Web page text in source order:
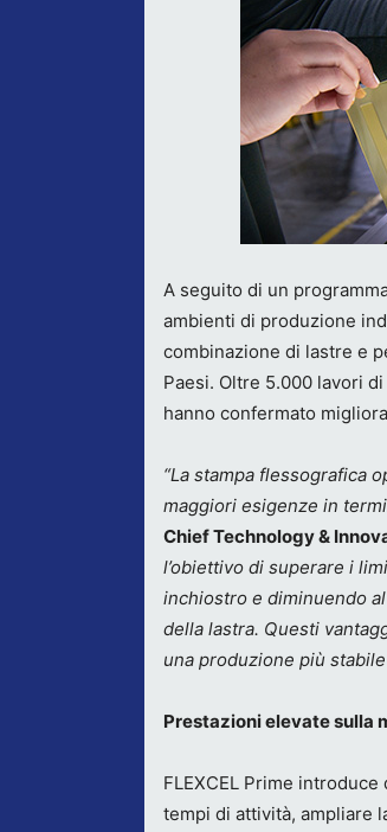
A seguito di un
ambienti di produzione
combinazione di lastre e
Paesi. Oltre 5.000 lavori
hanno confermato
“La stampa flessografica
maggiori esigenze in
Chief Technology &
l’obiettivo di superare i
inchiostro e diminuendo
della lastra. Questi
una produzione più
Prestazioni elevate sulla
FLEXCEL Prime
tempi di attività, ampliare